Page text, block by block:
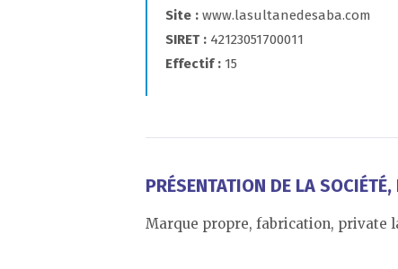
Site
www.lasultanedesaba.com
SIRET
42123051700011
Effectif
15
PRÉSENTATION DE LA
Marque propre, fabrication, private